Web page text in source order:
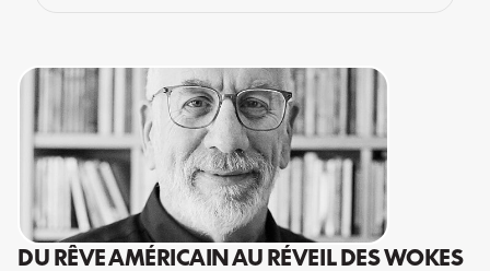
DU RÊVE AMÉRICAIN AU RÉVEIL DES WOKES